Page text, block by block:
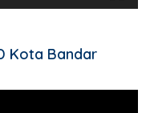
Kota Bandar